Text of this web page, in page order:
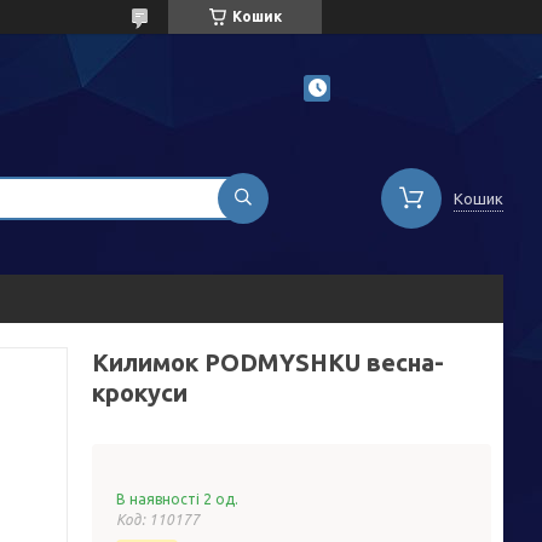
Кошик
Кошик
Килимок PODMYSHKU весна-
крокуси
В наявності 2 од.
Код: 110177